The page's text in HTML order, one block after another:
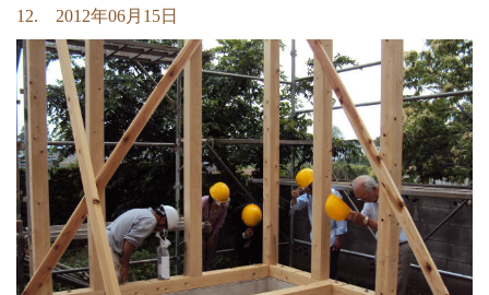
12. 2012年06月15日